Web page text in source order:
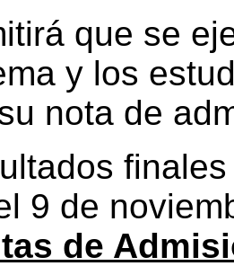
que se
y los
nota de
9 de
de